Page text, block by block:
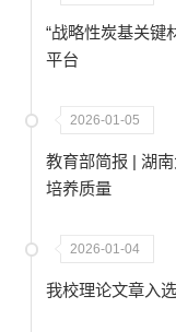
“战略性炭基关键
平台
2026-01-05
教育部简报 | 湖
培养质量
2026-01-04
我校理论文章入